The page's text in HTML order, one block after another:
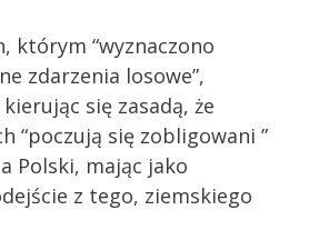
którym “wyznaczono
zdarzenia losowe”,
się zasadą, że
“poczują się zobligowani ”
Polski, mając jako
z tego, ziemskiego